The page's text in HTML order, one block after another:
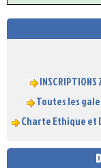
Toutes les
Charte Ethique et